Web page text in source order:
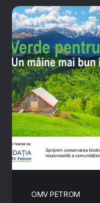
OMV PETROM